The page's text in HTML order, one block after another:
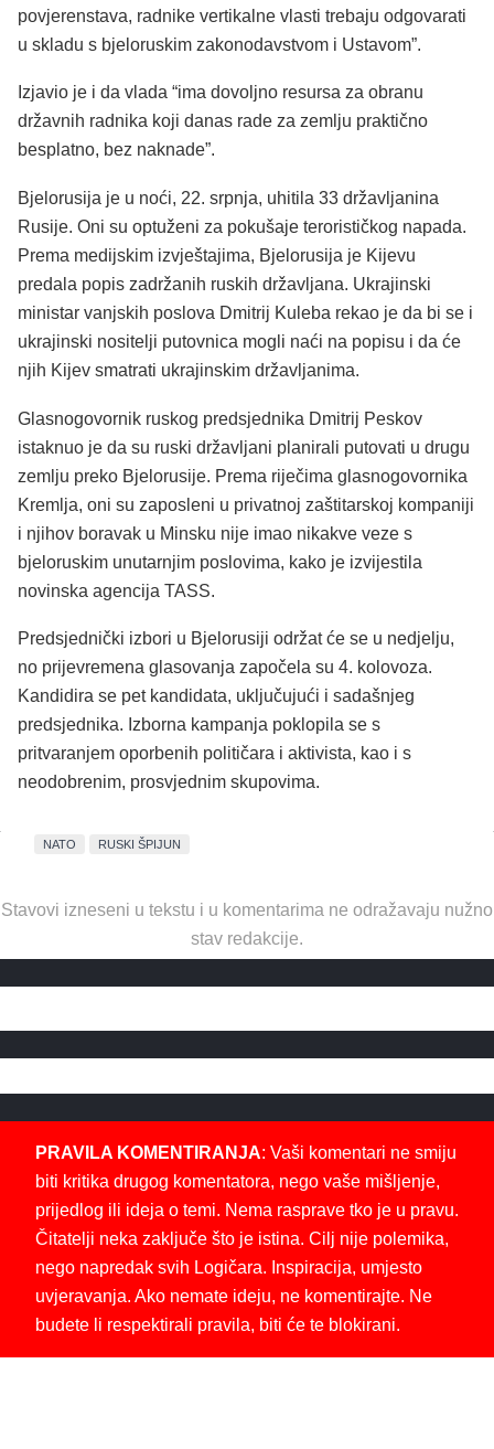
povjerenstava, radnike vertikalne vlasti trebaju odgovarati
u skladu s bjeloruskim zakonodavstvom i Ustavom”.
Izjavio je i da vlada “ima dovoljno resursa za obranu
državnih radnika koji danas rade za zemlju praktično
besplatno, bez naknade”.
Bjelorusija je u noći, 22. srpnja, uhitila 33 državljanina
Rusije. Oni su optuženi za pokušaje terorističkog napada.
Prema medijskim izvještajima, Bjelorusija je Kijevu
predala popis zadržanih ruskih državljana. Ukrajinski
ministar vanjskih poslova Dmitrij Kuleba rekao je da bi se i
ukrajinski nositelji putovnica mogli naći na popisu i da će
njih Kijev smatrati ukrajinskim državljanima.
Glasnogovornik ruskog predsjednika Dmitrij Peskov
istaknuo je da su ruski državljani planirali putovati u drugu
zemlju preko Bjelorusije. Prema riječima glasnogovornika
Kremlja, oni su zaposleni u privatnoj zaštitarskoj kompaniji
i njihov boravak u Minsku nije imao nikakve veze s
bjeloruskim unutarnjim poslovima, kako je izvijestila
novinska agencija TASS.
Predsjednički izbori u Bjelorusiji održat će se u nedjelju,
no prijevremena glasovanja započela su 4. kolovoza.
Kandidira se pet kandidata, uključujući i sadašnjeg
predsjednika. Izborna kampanja poklopila se s
pritvaranjem oporbenih političara i aktivista, kao i s
neodobrenim, prosvjednim skupovima.
NATO RUSKI ŠPIJUN
Stavovi izneseni u tekstu i u komentarima ne odražavaju nužno
stav redakcije.
PRAVILA KOMENTIRANJA: Vaši komentari ne smiju
biti kritika drugog komentatora, nego vaše mišljenje,
prijedlog ili ideja o temi. Nema rasprave tko je u pravu.
Čitatelji neka zaključe što je istina. Cilj nije polemika,
nego napredak svih Logičara. Inspiracija, umjesto
uvjeravanja. Ako nemate ideju, ne komentirajte. Ne
budete li respektirali pravila, biti će te blokirani.